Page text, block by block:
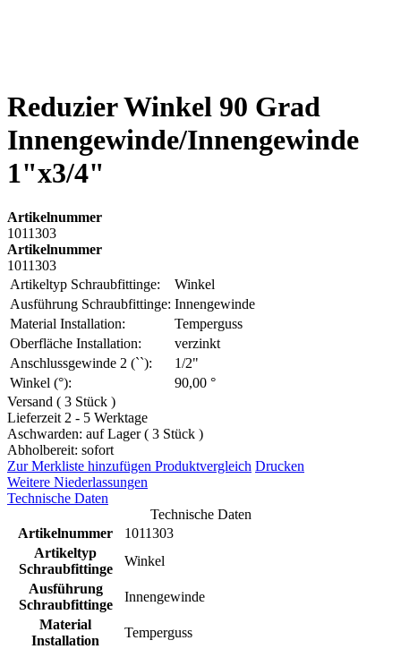
Reduzier Winkel 90 Grad
Innengewinde/Innengewinde
1"x3/4"
Artikelnummer
1011303
Artikelnummer
1011303
Artikeltyp Schraubfittinge:
Winkel
Ausführung Schraubfittinge: Innengewinde
Material Installation:
Temperguss
Oberfläche Installation:
verzinkt
Anschlussgewinde 2 (``):
1/2"
Winkel (°):
90,00 °
Versand ( 3 Stück )
Lieferzeit 2 - 5 Werktage
Aschwarden: auf Lager ( 3 Stück )
Abholbereit: sofort
Zur Merkliste hinzufügen Produktvergleich Drucken
Weitere Niederlassungen
Technische Daten
Technische Daten
Artikelnummer
1011303
Artikeltyp
Schraubfittinge
Winkel
Ausführung
Schraubfittinge
Innengewinde
Material
Installation
Temperguss